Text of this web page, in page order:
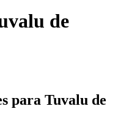
de
para Tuvalu de